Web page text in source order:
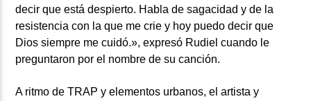
decir que está despierto. Habla de sagacidad y de la
resistencia con la que me crie y hoy puedo decir que
Dios siempre me cuidó.», expresó Rudiel cuando le
preguntaron por el nombre de su canción.
A ritmo de TRAP y elementos urbanos, el artista y